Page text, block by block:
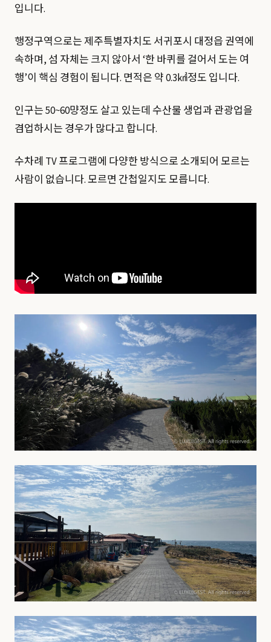
입니다.
행정구역으로는제주특별자치도 서귀포시 대정읍 권역에
속하며, 섬 자체는 크지 않아서 ‘한 바퀴를 걸어서 도는 여
행’이 핵심 경험이 됩니다. 면적은 약 0.3㎢정도 입니다.
인구는 50~60먕정도 살고 있는데 수산물 생업과 관광업을
겸업하시는 경우가 많다고 합니다.
수차례 TV 프로그램에 다양한 방식으로 소개되어 모르는
사람이 없습니다. 모르면 간첩일지도 모릅니다.